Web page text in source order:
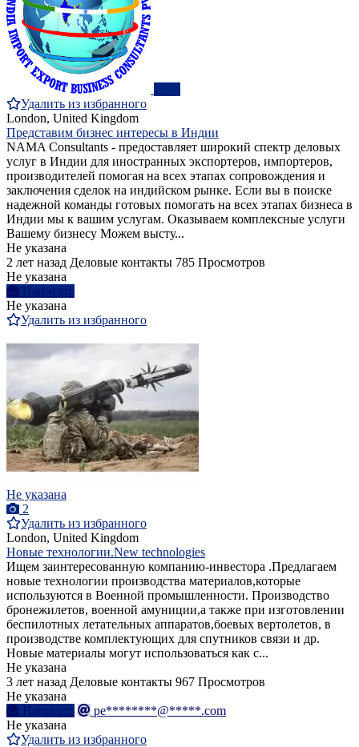
Удалить из избранного
London, United Kingdom
Представим бизнес интересы в Индии
NAMA Consultants - предоставляет широкий спектр деловых
услуг в Индии для иностранных экспортеров, импортеров,
производителей помогая на всех этапах сопровождения и
заключения сделок на индийском рынке. Если вы в поиске
надежной команды готовых помогать на всех этапах бизнеса в
Индии мы к вашим услугам. Оказываем комплексные услуги
Вашему бизнесу Можем высту...
Не указана
2 лет назад Деловые контакты 785 Просмотров
Не указана
Написать
Не указана
Удалить из избранного
Не указана
2
Удалить из избранного
London, United Kingdom
Новые технологии.New technologies
Ищем заинтересованную компанию-инвестора .Предлагаем
новые технологии производства материалов,которые
используются в Военной промышленности. Производство
бронежилетов, военной амуниции,а также при изготовлении
беспилотных летательных аппаратов,боевых вертолетов, в
производстве комплектующих для спутников связи и др.
Новые материалы могут использоваться как с...
Не указана
3 лет назад Деловые контакты 967 Просмотров
Не указана
Написать
pe********@*****.com
Не указана
Удалить из избранного